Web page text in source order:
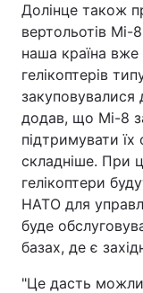
Долінце також
вертольотів Мі-
наша країна вже
гелікоптерів
закуповувалися
додав, що Мі-8
підтримувати їх
складніше. При
гелікоптери
НАТО для
буде
базах, де є
"Це дасть